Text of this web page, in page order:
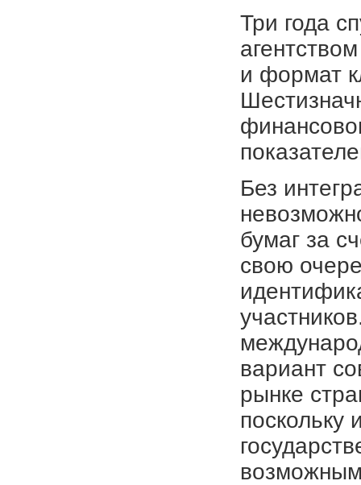
Три года
и формат
Без
бумаг за
свою
вариант
рынке